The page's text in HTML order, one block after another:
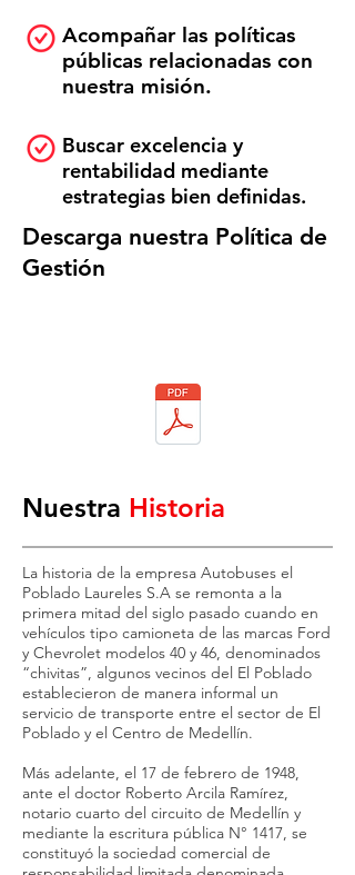
Acompañar las políticas
públicas relacionadas con
nuestra misión.
Buscar excelencia y
rentabilidad mediante
estrategias bien definidas.
Descarga nuestra Política de
Gestión
Nuestra Historia
La historia de la empresa Autobuses el
Poblado Laureles S.A se remonta a la
primera mitad del siglo pasado cuando en
vehículos tipo camioneta de las marcas Ford
y Chevrolet modelos 40 y 46, denominados
“chivitas”, algunos vecinos del El Poblado
establecieron de manera informal un
servicio de transporte entre el sector de El
Poblado y el Centro de Medellín.
Más adelante, el 17 de febrero de 1948,
ante el doctor Roberto Arcila Ramírez,
notario cuarto del circuito de Medellín y
mediante la escritura pública N° 1417, se
constituyó la sociedad comercial de